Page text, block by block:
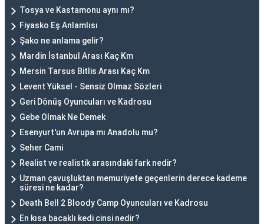
Tosya ve Kastamonu aynı mı?
Fiyasko Eş Anlamlısı
Şako ne anlama gelir?
Mardin İstanbul Arası Kaç Km
Mersin Tarsus Bitlis Arası Kaç Km
Levent Yüksel - Sensiz Olmaz Sözleri
Geri Dönüş Oyuncuları ve Kadrosu
Gebe Olmak Ne Demek
Esenyurt'un Avrupa mı Anadolu mu?
Seher Cami
Realist ve realistik arasındaki fark nedir?
Uzman çavuşluktan memuriyete geçenlerin derece kademe
süresi ne kadar?
Death Bell 2 Bloody Camp Oyuncuları ve Kadrosu
En kısa bacaklı kedi cinsi nedir?